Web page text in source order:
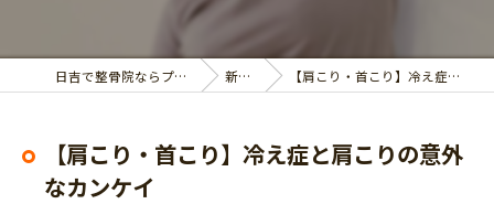
日吉で整骨院ならプライミー鍼灸整骨院 新着情報 【肩こり・首こり】冷え症と肩こりの意外なカンケイ
【肩こり・首こり】冷え症と肩こりの意外
なカンケイ